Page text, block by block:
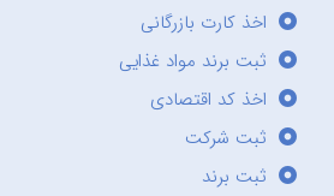
اخذ کارت بازرگانی
ثبت برند مواد غذایی
اخذ کد اقتصادی
ثبت شرکت
ثبت برند